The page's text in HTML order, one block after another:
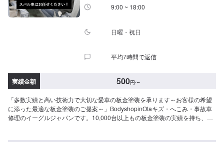
9:00 ~ 18:00
日曜・祝日
平均7時間で返信
実績金額 500円〜
「多数実績と高い技術力で大切な愛車の板金塗装を承ります～お客様の希望
に添った最適な板金塗装のご提案～」BodyshopinOtaキズ・へこみ・事故車
修理のイーグルジャパンです。10,000台以上もの板金塗装の実績を持ち、太
にお客様の大切な思い出を乗せた日常を彩る大切な相棒であり、熟練の職人